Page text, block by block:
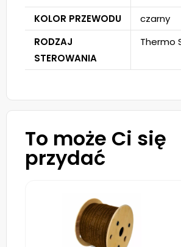
KOLOR PRZEWODU
czarny
RODZAJ
STEROWANIA
Thermo
To może Ci się
przydać